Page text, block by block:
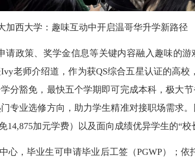
加西大学：趣味互动中开启温哥华升学新路径
请政策、奖学金信息等关键内容融入趣味的
老师介绍道，作为获QS综合五星认证的高校
分豁免，最快五个学期即可完成本科，极大
专业选修方向，助力学生精准对接职场需求
加元学费）以及面向成绩优异学生的“校
心，毕业生可申请毕业后工签（PGWP）；依